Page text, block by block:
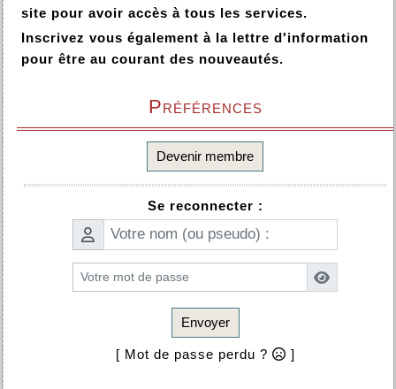
site pour avoir accès à tous les services.
Inscrivez vous également à la lettre d'information
pour être au courant des nouveautés.
Préférences
Devenir membre
Se reconnecter :
Envoyer
[ Mot de passe perdu ? ]